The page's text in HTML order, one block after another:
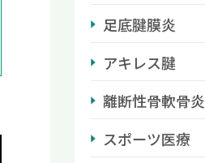
足底腱膜炎
アキレス腱
離断性骨軟骨炎
スポーツ医療